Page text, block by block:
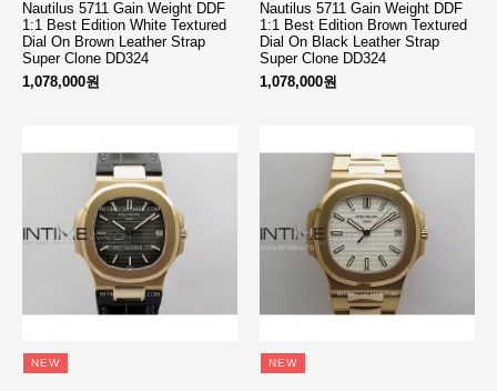
Nautilus 5711 Gain Weight DDF
1:1 Best Edition White Textured
Dial On Brown Leather Strap
Super Clone DD324
1,078,000원
Nautilus 5711 Gain Weight DDF
1:1 Best Edition Brown Textured
Dial On Black Leather Strap
Super Clone DD324
1,078,000원
NEW NEW